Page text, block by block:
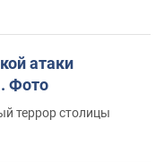
атаки
Фото
террор столицы